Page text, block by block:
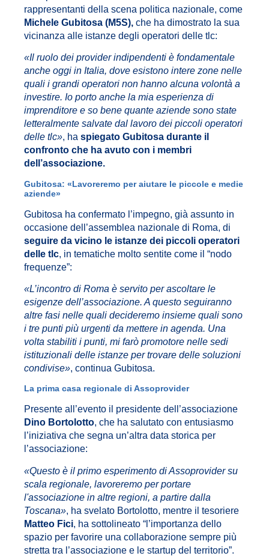
rappresentanti della scena politica nazionale, come
Michele Gubitosa (M5S), che ha dimostrato la sua
vicinanza alle istanze degli operatori delle tlc:
«Il ruolo dei provider indipendenti è fondamentale
anche oggi in Italia, dove esistono intere zone nelle
quali i grandi operatori non hanno alcuna volontà a
investire. Io porto anche la mia esperienza di
imprenditore e so bene quante aziende sono state
letteralmente salvate dal lavoro dei piccoli operatori
delle tlc», ha spiegato Gubitosa durante il
confronto che ha avuto con i membri
dell’associazione.
Gubitosa: «Lavoreremo per aiutare le piccole e medie
aziende»
Gubitosa ha confermato l’impegno, già assunto in
occasione dell’assemblea nazionale di Roma, di
seguire da vicino le istanze dei piccoli operatori
delle tlc, in tematiche molto sentite come il “nodo
frequenze”:
«L’incontro di Roma è servito per ascoltare le
esigenze dell’associazione. A questo seguiranno
altre fasi nelle quali decideremo insieme quali sono
i tre punti più urgenti da mettere in agenda. Una
volta stabiliti i punti, mi farò promotore nelle sedi
istituzionali delle istanze per trovare delle soluzioni
condivise», continua Gubitosa.
La prima casa regionale di Assoprovider
Presente all’evento il presidente dell’associazione
Dino Bortolotto, che ha salutato con entusiasmo
l’iniziativa che segna un’altra data storica per
l’associazione:
«Questo è il primo esperimento di Assoprovider su
scala regionale, lavoreremo per portare
l'associazione in altre regioni, a partire dalla
Toscana», ha svelato Bortolotto, mentre il tesoriere
Matteo Fici, ha sottolineato “l’importanza dello
spazio per favorire una collaborazione sempre più
stretta tra l’associazione e le startup del territorio”.